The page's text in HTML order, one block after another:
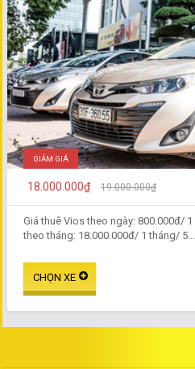
GIẢM GIÁ
18.000.000₫ 19.000.000₫
Giá thuê Vios theo ngày: 800.000đ/
theo tháng: 18.000.000đ/ 1 tháng/